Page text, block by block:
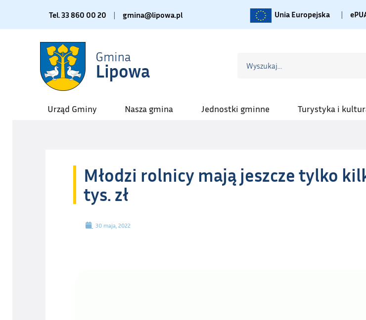
Tel. 33 860 00 20 | gmina@lipowa.pl Unia Europejska |
Urząd Gminy Nasza gmina Jednostki gminne Turystyka i
Młodzi rolnicy mają jeszcze tylko
tys. zł
30 maja, 2022